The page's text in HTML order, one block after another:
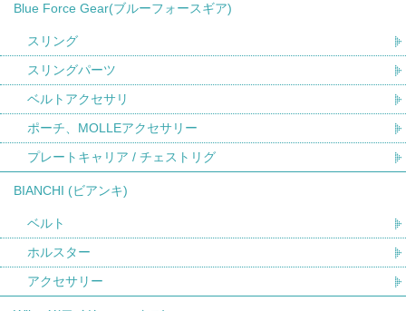
Blue Force Gear(ブルーフォースギア)
スリング
スリングパーツ
ベルトアクセサリ
ポーチ、MOLLEアクセサリー
プレートキャリア / チェストリグ
BIANCHI (ビアンキ)
ベルト
ホルスター
アクセサリー